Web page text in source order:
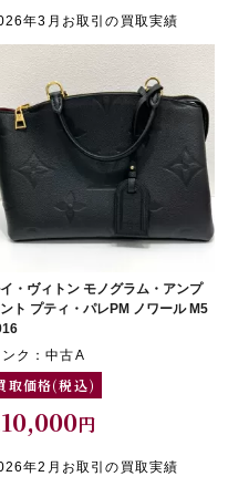
年3月お取引の買取実績
・ヴィトン モノグラム・アンプ
ト プティ・パレPM ノワール M5
ク：中古A
取価格(税込)
円
年2月お取引の買取実績